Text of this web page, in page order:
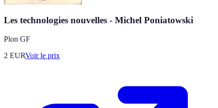
Les technologies nouvelles - Michel Poniatowski
Plon GF
2 EURVoir le prix